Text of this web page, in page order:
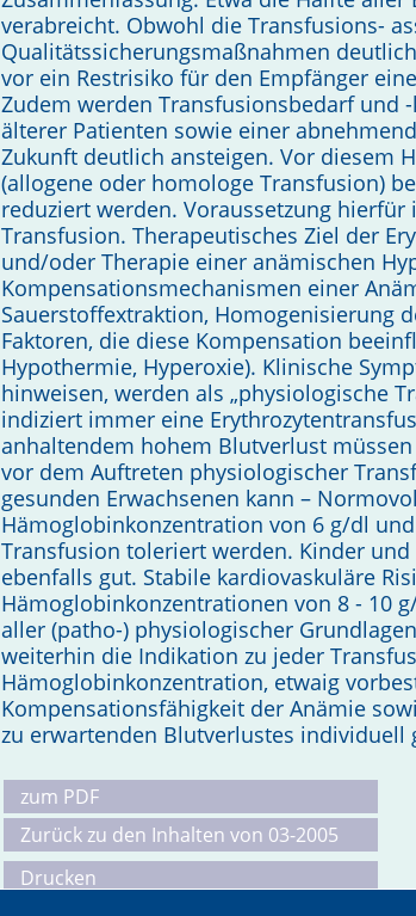
verabreicht. Obwohl die Transfusions-
Qualitätssicherungsmaßnahmen
vor ein Restrisiko für den Empfänger
Zudem werden Transfusionsbedarf und
älterer Patienten sowie einer
Zukunft deutlich ansteigen. Vor diesem
(allogene oder homologe Transfusion)
reduziert werden. Voraussetzung
Transfusion. Therapeutisches Ziel der
und/oder Therapie einer anämischen
Kompensationsmechanismen einer
Sauerstoffextraktion, Homogenisierung
Faktoren, die diese Kompensation
Hypothermie, Hyperoxie). Klinische
hinweisen, werden als „physiologische
indiziert immer eine
anhaltendem hohem Blutverlust
vor dem Auftreten physiologischer
gesunden Erwachsenen kann –
Hämoglobinkonzentration von 6 g/dl
Transfusion toleriert werden. Kinder
ebenfalls gut. Stabile kardiovaskuläre
Hämoglobinkonzentrationen von 8 - 10
aller (patho-) physiologischer
weiterhin die Indikation zu jeder
Hämoglobinkonzentration, etwaig
Kompensationsfähigkeit der Anämie
zu erwartenden Blutverlustes individuell
zum PDF
Zurück zu den Inhalten von 03-2005
Drucken